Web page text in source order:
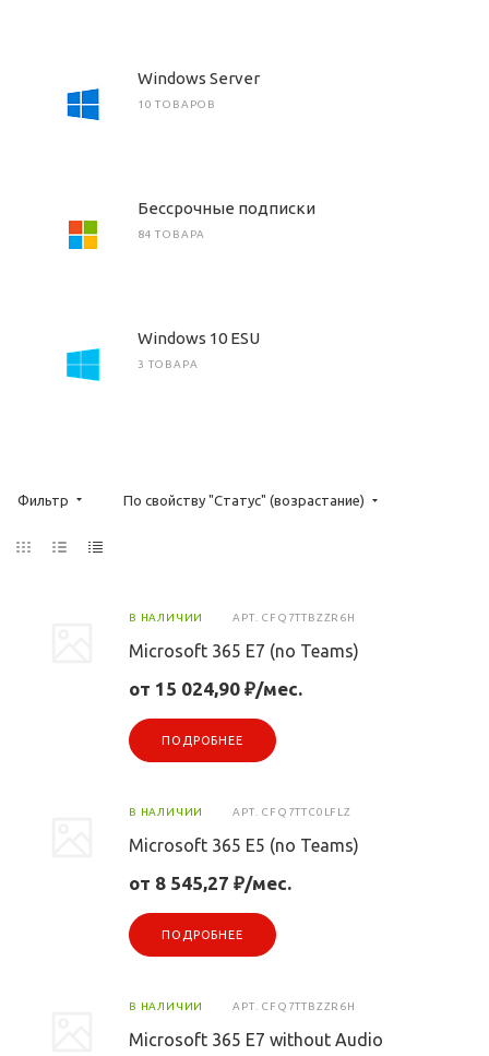
Windows Server
10 ТОВАРОВ
Бессрочные подписки
84 ТОВАРА
Windows 10 ESU
3 ТОВАРА
Фильтр По свойству "Статус" (возрастание)
В НАЛИЧИИ АРТ. CFQ7TTBZZR6H
Microsoft 365 E7 (no Teams)
от 15 024,90 ₽/мес.
ПОДРОБНЕЕ
В НАЛИЧИИ АРТ. CFQ7TTC0LFLZ
Microsoft 365 E5 (no Teams)
от 8 545,27 ₽/мес.
ПОДРОБНЕЕ
В НАЛИЧИИ АРТ. CFQ7TTBZZR6H
Microsoft 365 E7 without Audio